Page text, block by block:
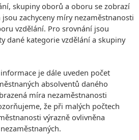
skupiny oborů a oboru se zobrazí
zachyceny míry nezaměstnanosti
vzdělání. Pro srovnání jsou
dané kategorie vzdělání a skupiny
je dále uveden počet
absolventů daného
míra nezaměstnanosti
že při malých počtech
výrazně ovlivněna